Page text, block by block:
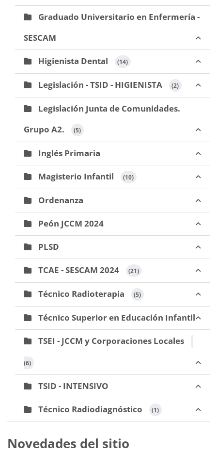
Graduado Universitario en Enfermería -
SESCAM
Higienista Dental (14)
Legislación - TSID - HIGIENISTA (2)
Legislación Junta de Comunidades.
Grupo A2.
(5)
Inglés Primaria
Magisterio Infantil (10)
Ordenanza
Peón JCCM 2024
PLSD
TCAE - SESCAM 2024 (21)
Técnico Radioterapia (5)
Técnico Superior en Educación Infantil
TSEI - JCCM y Corporaciones Locales
(6)
TSID - INTENSIVO
Técnico Radiodiagnóstico (1)
Novedades del sitio